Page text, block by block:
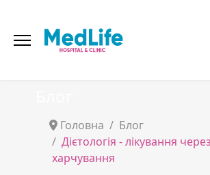
Головна
Блог
Дієтологія - лікування через
харчування